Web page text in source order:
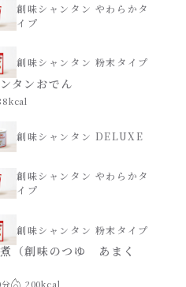
ろしぽん酢
創味シャンタン やわらかタ
イプ
創味シャンタン 粉末タイプ
タンおでん
創味シャンタン DELUXE
創味シャンタン やわらかタ
イプ
創味シャンタン 粉末タイプ
（創味のつゆ あまく
200kcal